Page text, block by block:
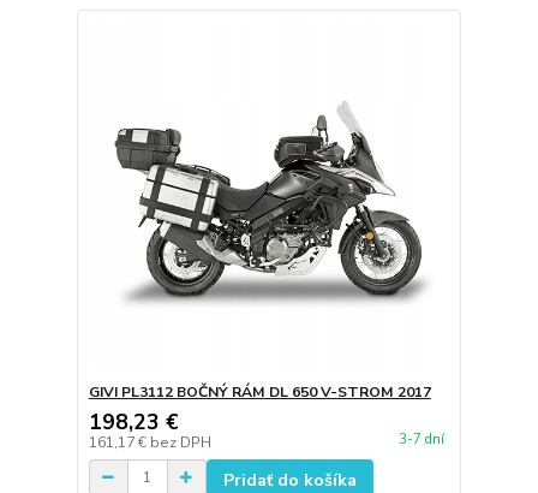
GIVI PL3112 BOČNÝ RÁM DL 650 V-STROM 2017
198,23 €
161,17 € bez DPH 3-7 dní
Pridať do košíka